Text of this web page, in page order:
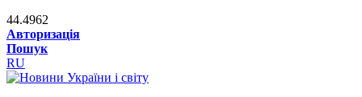
44.4962
Авторизація
Пошук
RU